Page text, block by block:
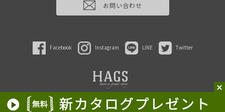
お問い合わせ
Facebook Instagram LINE Twitter
2022 HAGS inc.